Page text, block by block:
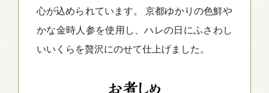
心が込められています。 京都ゆかりの色鮮や
かな金時人参を使用し、ハレの日にふさわし
いいくらを贅沢にのせて仕上げました。